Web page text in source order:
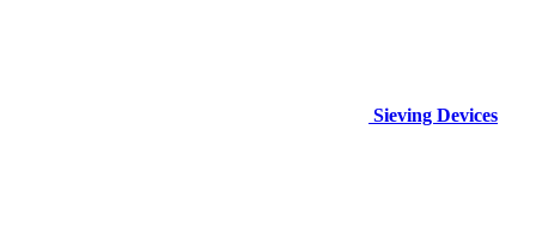
Sieving Devices